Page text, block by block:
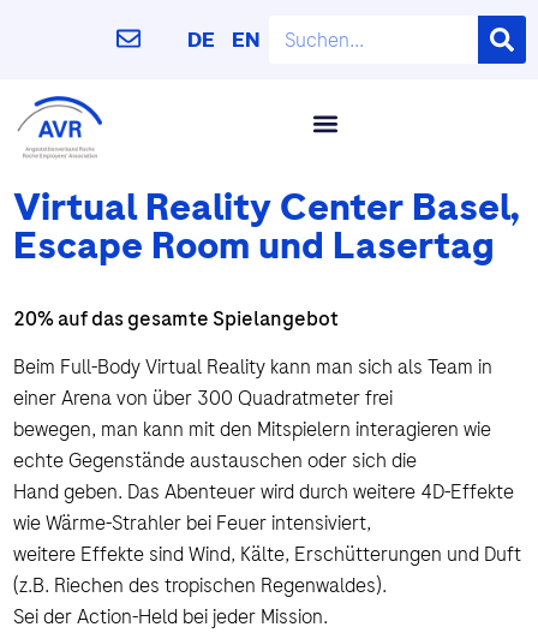
DE EN
Virtual Reality Center Basel,
Escape Room und Lasertag
20% auf das gesamte Spielangebot
Beim Full-Body Virtual Reality kann man sich als Team in
einer Arena von über 300 Quadratmeter frei
bewegen, man kann mit den Mitspielern interagieren wie
echte Gegenstände austauschen oder sich die
Hand geben. Das Abenteuer wird durch weitere 4D-Effekte
wie Wärme-Strahler bei Feuer intensiviert,
weitere Effekte sind Wind, Kälte, Erschütterungen und Duft
(z.B. Riechen des tropischen Regenwaldes).
Sei der Action-Held bei jeder Mission.